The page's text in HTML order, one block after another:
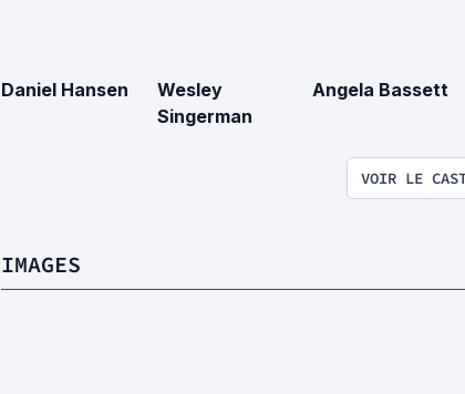
Daniel Hansen
Wesley
Singerman
Angela Bassett
VOIR LE
IMAGES